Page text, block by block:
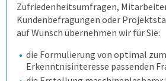
Kennenlernen
Referenzen
Lehrevaluation
Kursevaluation
Wer erfährt was, und wie?
Auswertungen direkt
Wie finden wir die
Prüfungsprozess
1. Aufgaben verwalten
Befragungen
Befragung mit QuestorPro
Zufriedenheitsumfragen,
Kundenbefragungen oder
auf Wunsch übernehmen wir für Sie:
die Formulierung von optimal zum
Erkenntnisinteresse passenden